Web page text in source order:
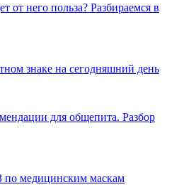
от него польза? Разбираемся в
знаке на сегодняшний день
для общепита. Разбор
медицинским маскам